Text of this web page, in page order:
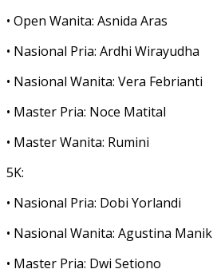
• Open Wanita: Asnida Aras
• Nasional Pria: Ardhi Wirayudha
• Nasional Wanita: Vera Febrianti
• Master Pria: Noce Matital
• Master Wanita: Rumini
5K:
• Nasional Pria: Dobi Yorlandi
• Nasional Wanita: Agustina Manik
• Master Pria: Dwi Setiono